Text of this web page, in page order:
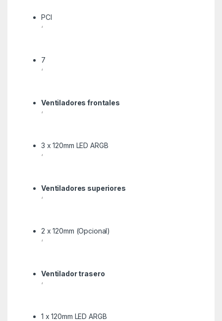
PCI
‘
7
‘
Ventiladores frontales
‘
3 x 120mm LED ARGB
‘
Ventiladores superiores
‘
2 x 120mm (Opcional)
‘
Ventilador trasero
‘
1 x 120mm LED ARGB